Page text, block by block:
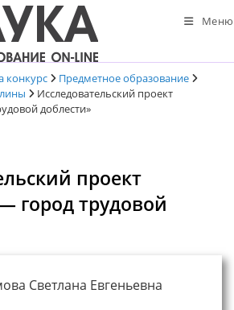
Меню
конкурс
Предметное образование
Исследовательский проект
доблести»
проект
город трудовой
Светлана Евгеньевна